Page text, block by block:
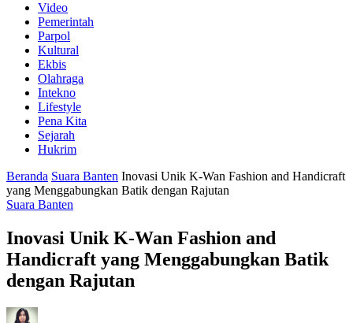
Video
Pemerintah
Parpol
Kultural
Ekbis
Olahraga
Intekno
Lifestyle
Pena Kita
Sejarah
Hukrim
Beranda Suara Banten Inovasi Unik K-Wan Fashion and Handicraft
yang Menggabungkan Batik dengan Rajutan
Suara Banten
Inovasi Unik K-Wan Fashion and
Handicraft yang Menggabungkan Batik
dengan Rajutan